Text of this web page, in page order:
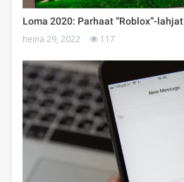
Loma 2020: Parhaat ”Roblox”-lahjat
heinä 29, 2022 117